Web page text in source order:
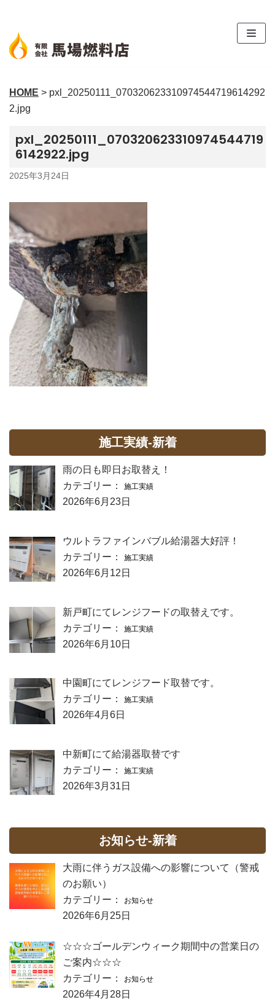
ン
テ
ン
へ
ス
ッ
プ
HOME > pxl_20250111_070320623310974544719614292
2.jpg
pxl_20250111_070320623310974544719
6142922.jpg
2025年3月24日
施工実績-新着
雨の日も即日お取替え！
カテゴリー：
施工実績
2026年6月23日
ウルトラファインバブル給湯器大好評！
カテゴリー：
施工実績
2026年6月12日
新戸町にてレンジフードの取替えです。
カテゴリー：
施工実績
2026年6月10日
中園町にてレンジフード取替です。
カテゴリー：
施工実績
2026年4月6日
中新町にて給湯器取替です
カテゴリー：
施工実績
2026年3月31日
お知らせ-新着
大雨に伴うガス設備への影響について（警戒
のお願い）
カテゴリー：
お知らせ
2026年6月25日
☆☆☆ゴールデンウィーク期間中の営業日の
ご案内☆☆☆
カテゴリー：
お知らせ
2026年4月28日